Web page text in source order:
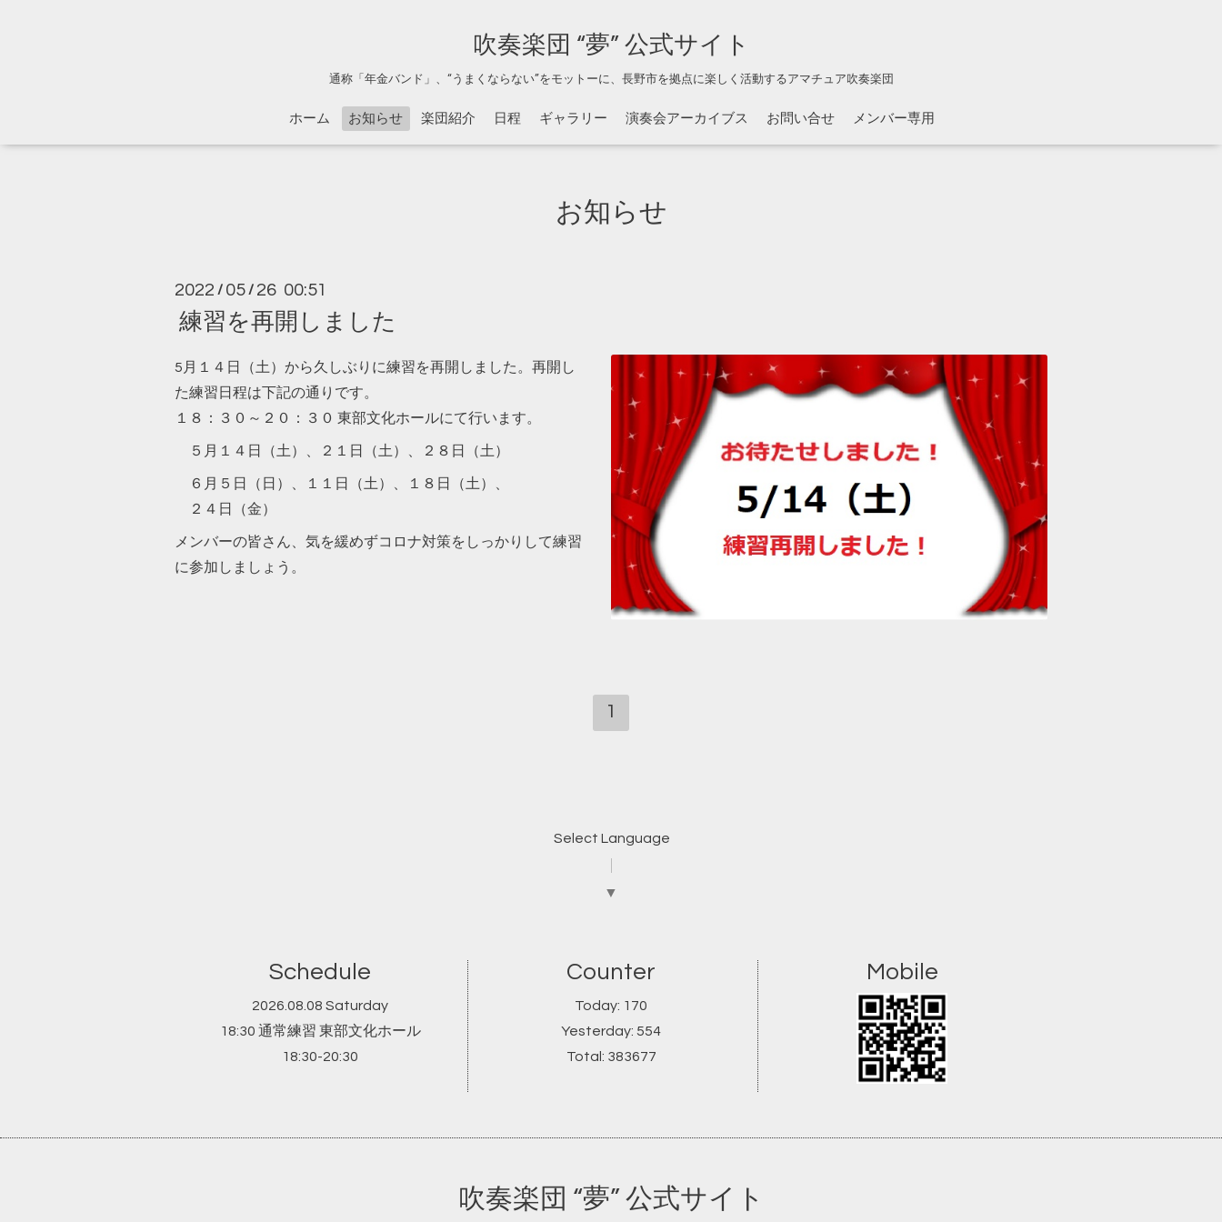
吹奏楽団 “夢” 公式サイト
通称「年金バンド」、“うまくならない”をモットーに、長野市を拠点に楽しく活動するアマチュア吹奏楽団
ホーム お知らせ 楽団紹介 日程 ギャラリー 演奏会アーカイブス お問い合せ メンバー専用
お知らせ
2022 / 05 / 26 00:51
練習を再開しました
5月１４日（土）から久しぶりに練習を再開しました。再開し
た練習日程は下記の通りです。
１８：３０～２０：３０ 東部文化ホールにて行います。
５月１４日（土）、２１日（土）、２８日（土）
６月５日（日）、１１日（土）、１８日（土）、
２４日（金）
メンバーの皆さん、気を緩めずコロナ対策をしっかりして練習
に参加しましょう。
1
Select Language
▼
Schedule
2026.08.08 Saturday
18:30 通常練習 東部文化ホール
18:30-20:30
Counter
Today: 170
Yesterday:554
Total: 383677
Mobile
吹奏楽団 “夢” 公式サイト